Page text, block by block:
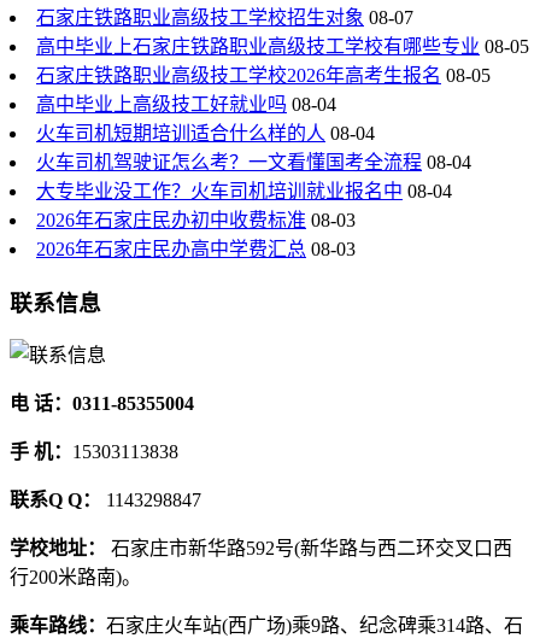
石家庄铁路职业高级技工学校招生对象 08-07
高中毕业上石家庄铁路职业高级技工学校有哪些专业 08-05
石家庄铁路职业高级技工学校2026年高考生报名 08-05
高中毕业上高级技工好就业吗 08-04
火车司机短期培训适合什么样的人 08-04
火车司机驾驶证怎么考？一文看懂国考全流程 08-04
大专毕业没工作？火车司机培训就业报名中 08-04
2026年石家庄民办初中收费标准 08-03
2026年石家庄民办高中学费汇总 08-03
联系信息
电 话：0311-85355004
手 机： 15303113838
联系Q Q： 1143298847
学校地址： 石家庄市新华路592号(新华路与西二环交叉口西
行200米路南)。
乘车路线： 石家庄火车站(西广场)乘9路、纪念碑乘314路、石